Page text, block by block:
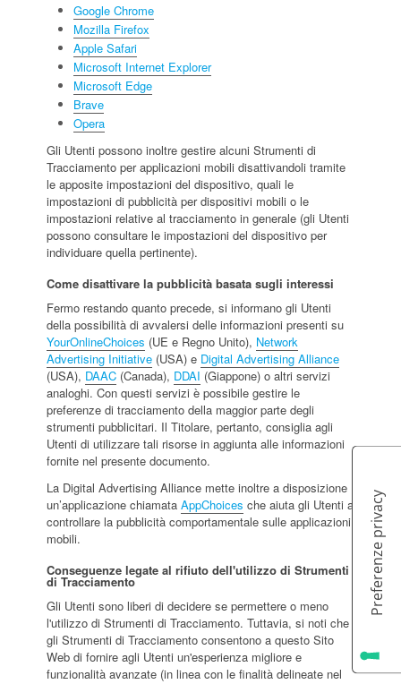
Google Chrome
Mozilla Firefox
Apple Safari
Microsoft Internet Explorer
Microsoft Edge
Brave
Opera
Gli Utenti possono inoltre gestire alcuni Strumenti di
Tracciamento per applicazioni mobili disattivandoli tramite
le apposite impostazioni del dispositivo, quali le
impostazioni di pubblicità per dispositivi mobili o le
impostazioni relative al tracciamento in generale (gli Utenti
possono consultare le impostazioni del dispositivo per
individuare quella pertinente).
Come disattivare la pubblicità basata sugli interessi
Fermo restando quanto precede, si informano gli Utenti
della possibilità di avvalersi delle informazioni presenti su
YourOnlineChoices (UE e Regno Unito), Network
Advertising Initiative (USA) e Digital Advertising Alliance
(USA), DAAC (Canada), DDAI (Giappone) o altri servizi
analoghi. Con questi servizi è possibile gestire le
preferenze di tracciamento della maggior parte degli
strumenti pubblicitari. Il Titolare, pertanto, consiglia agli
Utenti di utilizzare tali risorse in aggiunta alle informazioni
fornite nel presente documento.
La Digital Advertising Alliance mette inoltre a disposizione
un’applicazione chiamata AppChoices che aiuta gli Utenti a
controllare la pubblicità comportamentale sulle applicazioni
mobili.
Conseguenze legate al rifiuto dell'utilizzo di Strumenti
di Tracciamento
Gli Utenti sono liberi di decidere se permettere o meno
l'utilizzo di Strumenti di Tracciamento. Tuttavia, si noti che
gli Strumenti di Tracciamento consentono a questo Sito
Web di fornire agli Utenti un'esperienza migliore e
funzionalità avanzate (in linea con le finalità delineate nel